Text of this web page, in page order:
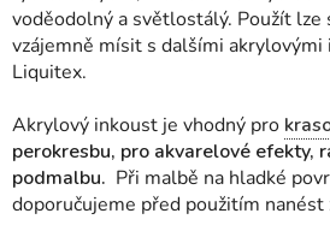
voděodolný a světlostálý. Použít lze
vzájemně mísit s dalšími akrylovými
Liquitex.
Akrylový inkoust je vhodný pro
perokresbu, pro akvarelové efekty,
podmalbu. Při malbě na hladké
doporučujeme před použitím nanést